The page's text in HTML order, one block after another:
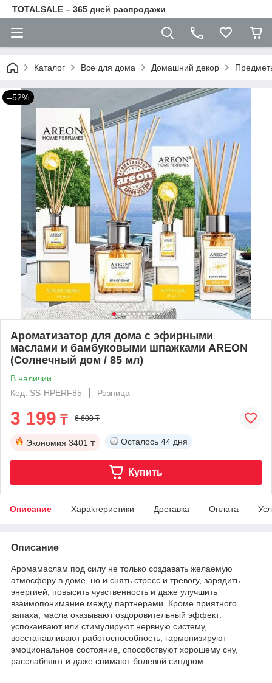
TOTALSALE – 365 дней распродажи
Каталог Все для дома Домашний декор
–52%
Ароматизатор для дома с эфирными
маслами и бамбуковыми шпажками AREON
(Солнечный дом / 85 мл)
В наличии
Код: SS-HPERF85
Розница
3 199 ₸ 6 600 ₸
Экономия 3401 ₸ Осталось 44 дня
Купить
Описание Характеристики Доставка Оплата
Описание
Аромамаслам под силу не только создавать желаемую
атмосферу в доме, но и снять стресс и тревогу, зарядить
энергией, повысить чувственность и даже улучшить
взаимопонимание между партнерами. Кроме приятного
запаха, масла оказывают оздоровительный эффект:
успокаивают или стимулируют нервную систему,
восстанавливают работоспособность, гармонизируют
эмоциональное состояние, способствуют хорошему сну,
расслабляют и даже снимают болевой синдром.